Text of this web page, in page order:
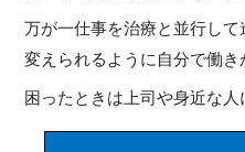
万が一仕事を治療と並行し
変えられるように自分で働き
困ったときは上司や身近な人